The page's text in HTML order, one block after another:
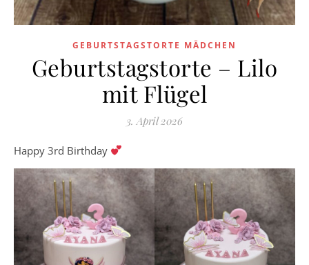
GEBURTSTAGSTORTE MÄDCHEN
Geburtstagstorte – Lilo
mit Flügel
3. April 2026
Happy 3rd Birthday